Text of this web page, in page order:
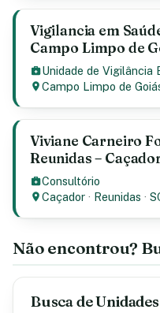
Vigilancia em
Campo Limpo de
Unidade de Vigilância
Campo Limpo de
Viviane Carneiro
Reunidas –
Consultório
Caçador · Reunidas ·
Não encontrou?
Busca de